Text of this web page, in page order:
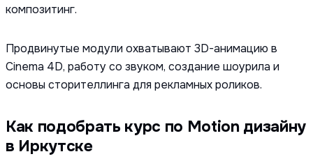
композитинг.
Продвинутые модули охватывают 3D-анимацию в
Cinema 4D, работу со звуком, создание шоурила и
основы сторителлинга для рекламных роликов.
Как подобрать курс по Motion дизайну
в Иркутске